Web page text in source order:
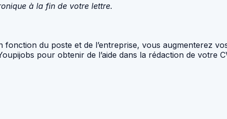
à la fin de votre lettre.
du poste et de l’entreprise, vous augmenterez
pour obtenir de l’aide dans la rédaction de votre